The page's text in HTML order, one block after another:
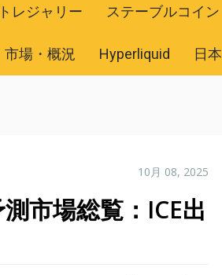
レジャリー ステーブルコイン
市場・概況 Hyperliquid 日本
10月 08, 2025
市場総覧：ICE出